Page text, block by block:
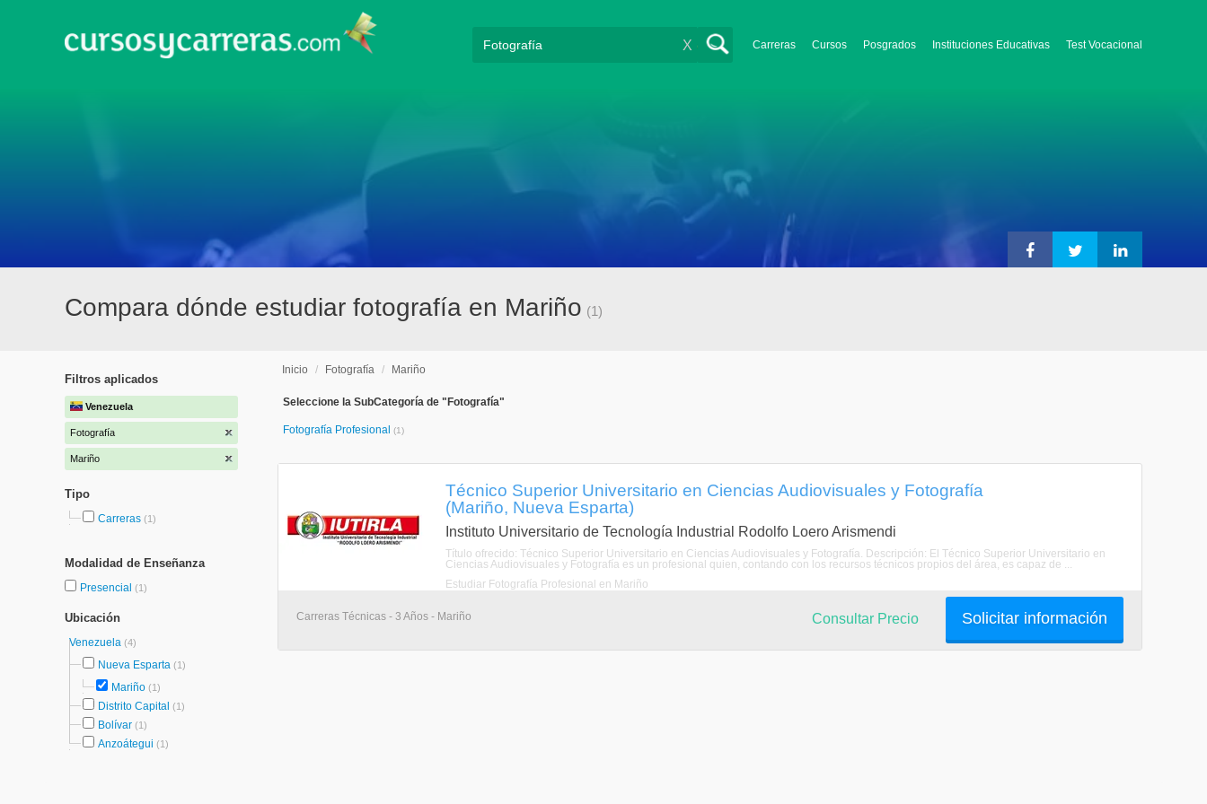
Carreras Cursos Posgrados Instituciones Educativas Test Vocacional
X
Compara dónde estudiar fotografía en Mariño (1)
Filtros aplicados
Venezuela
Fotografía
Mariño
Tipo
Carreras (1)
Modalidad de Enseñanza
Presencial (1)
Ubicación
Venezuela (4)
Nueva Esparta (1)
Mariño (1)
Distrito Capital (1)
Bolívar (1)
Anzoátegui (1)
Inicio / Fotografía / Mariño
Seleccione la SubCategoría de "Fotografía"
Fotografía Profesional (1)
Técnico Superior Universitario en Ciencias Audiovisuales y Fotografía
(Mariño, Nueva Esparta)
Instituto Universitario de Tecnología Industrial Rodolfo Loero Arismendi
Título ofrecido: Técnico Superior Universitario en Ciencias Audiovisuales y Fotografía. Descripción: El Técnico Superior Universitario en
Ciencias Audiovisuales y Fotografía es un profesional quien, contando con los recursos técnicos propios del área, es capaz de ...
Estudiar Fotografía Profesional en Mariño
Carreras Técnicas - 3 Años - Mariño Solicitar información
Consultar Precio